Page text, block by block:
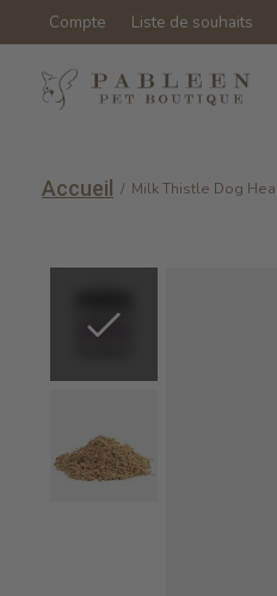
Compte Liste de souhaits
Accueil / Milk Thistle Dog